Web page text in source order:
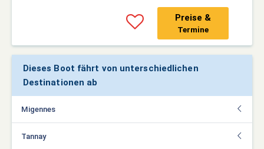
Preise &
Termine
Dieses Boot fährt von unterschiedlichen
Destinationen ab
Migennes
Tannay